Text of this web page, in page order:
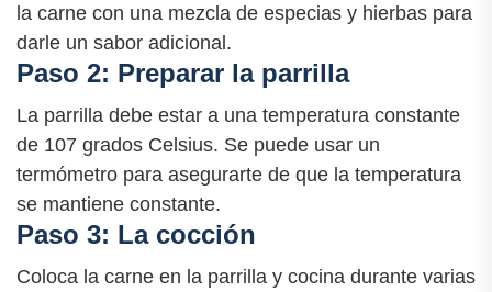
la carne con una mezcla de especias y hierbas para
darle un sabor adicional.
Paso 2: Preparar la parrilla
La parrilla debe estar a una temperatura constante
de 107 grados Celsius. Se puede usar un
termómetro para asegurarte de que la temperatura
se mantiene constante.
Paso 3: La cocción
Coloca la carne en la parrilla y cocina durante varias